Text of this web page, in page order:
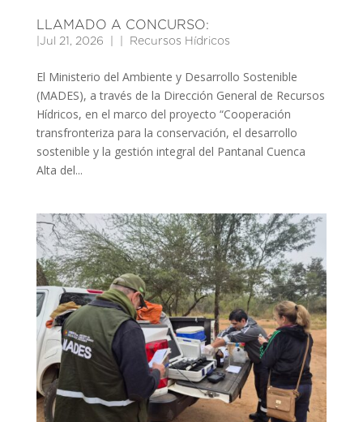
LLAMADO A CONCURSO:
Jul 21, 2026 Recursos Hídricos
El Ministerio del Ambiente y Desarrollo Sostenible
(MADES), a través de la Dirección General de Recursos
Hídricos, en el marco del proyecto “Cooperación
transfronteriza para la conservación, el desarrollo
sostenible y la gestión integral del Pantanal Cuenca
Alta del...